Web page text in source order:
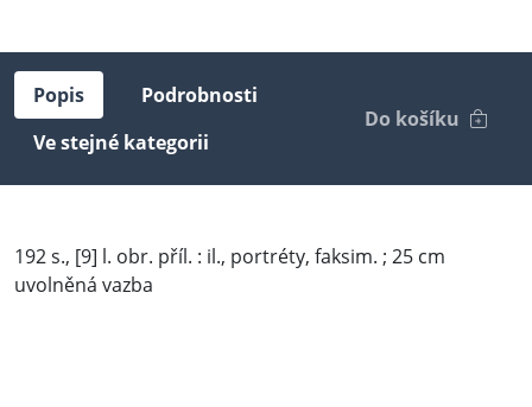
Popis
Podrobnosti
Ve stejné kategorii
Do košíku
192 s., [9] l. obr. příl. : il., portréty, faksim. ; 25 cm
uvolněná vazba